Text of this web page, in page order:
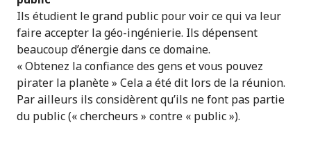
Ils étudient le grand public pour voir ce qui va leur
faire accepter la géo-ingénierie. Ils dépensent
beaucoup d’énergie dans ce domaine.
« Obtenez la confiance des gens et vous pouvez
pirater la planète » Cela a été dit lors de la réunion.
Par ailleurs ils considèrent qu’ils ne font pas partie
du public (« chercheurs » contre « public »).